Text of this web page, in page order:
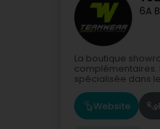
6A
La boutique
complémentaires.
spécialisée dans
Website